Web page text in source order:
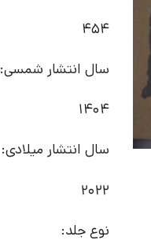
454
سال انتشار شمسی:
1404
سال انتشار میلادی:
2022
نوع جلد: